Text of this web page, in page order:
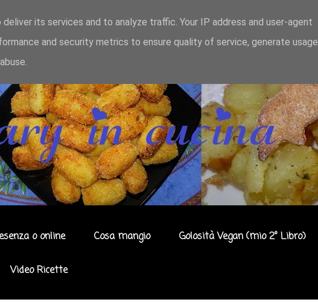
o online Cosa mangio Golosità Vegan (mio 2° Libro)
Video Ricette
its services and to analyze traffic. Your IP address and user-agent
and security metrics to ensure quality of service, generate usage